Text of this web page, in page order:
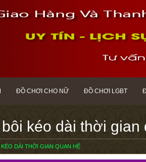
ĐỒ CHƠI CHO NỮ ĐỒ CHƠI LGBT
kéo dài thời gian
DÀI THỜI GIAN QUAN HỆ